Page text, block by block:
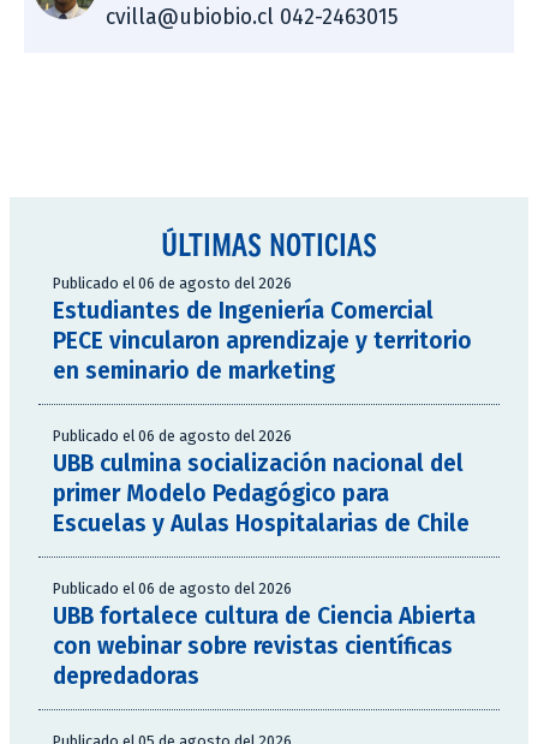
cvilla@ubiobio.cl 042-2463015
ÚLTIMAS NOTICIAS
Publicado el 06 de agosto del 2026
Estudiantes de Ingeniería Comercial
PECE vincularon aprendizaje y territorio
en seminario de marketing
Publicado el 06 de agosto del 2026
UBB culmina socialización nacional del
primer Modelo Pedagógico para
Escuelas y Aulas Hospitalarias de Chile
Publicado el 06 de agosto del 2026
UBB fortalece cultura de Ciencia Abierta
con webinar sobre revistas científicas
depredadoras